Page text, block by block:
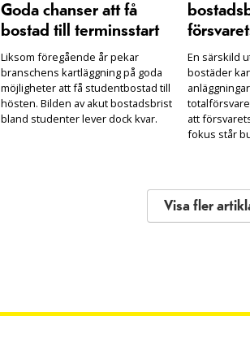
Goda chanser att få
bostad till terminsstart
Liksom föregående år pekar
branschens kartläggning på goda
möjligheter att få studentbostad till
hösten. Bilden av akut bostadsbrist
bland studenter lever dock kvar.
En särskild
bostäder
att
fokus står
Visa fler